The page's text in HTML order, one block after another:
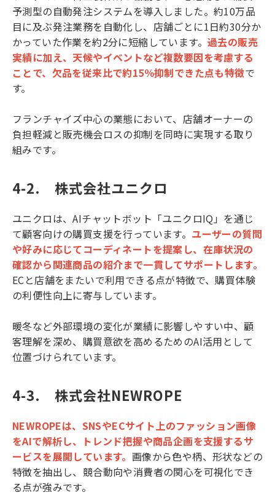
予測型の自動発注システムを導入しました。約10万品
目に及ぶ発注業務を自動化し、店舗ごとに1日約30分か
かっていた作業を約2分に短縮しています。 過去の販売
実績に加え、天候やイベントなど複数要因を考慮する
ことで、欠品を従来比で約15％抑制できた点も特徴で
す。
フランチャイズ中心の業態において、店舗オーナーの
負担軽減と販売機会ロスの抑制を同時に実現する取り
組みです。
4-2.　株式会社ユニクロ
ユニクロは、AIチャットボット「ユニクロIQ」を通じ
て顧客向けの購買支援を行っています。 ユーザーの質問
や好みに応じてコーディネートを提案し、在庫状況の
確認から関連商品の紹介まで一貫してサポートします。
ECと店舗をまたいで利用できる点が特徴で、購買体験
の利便性向上に寄与しています。
暖冬など外部環境の変化が業績に影響しやすい中、顧
客理解を深め、購買意欲を高めるためのAI活用として
位置づけられています。
4-3.　株式会社NEWROPE
NEWROPEは、SNSやECサイト上のファッション画像
をAIで解析し、トレンド把握や商品企画を支援するサ
ービスを展開しています。 画像から色や柄、形状などの
特徴を抽出し、競合動向や消費者の関心を可視化でき
る点が強みです。